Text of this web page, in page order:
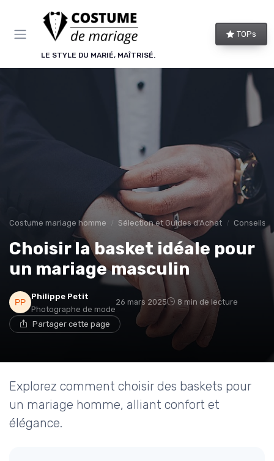
LE STYLE DU MARIÉ, MAÎTRISÉ.
TOPs
Costume mariage homme Sélection et Guides d'Achat Conseils
Choisir la basket idéale pour
un mariage masculin
Philippe Petit
Photographe de mode
26 mars 2025 8 min de lecture
Partager cette page
Explorez comment choisir des baskets pour
un mariage homme, alliant confort et
élégance.